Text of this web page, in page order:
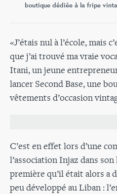
boutique dédiée à la fripe
«J’étais nul à l’école, mais
que j’ai trouvé ma vraie
Itani, un jeune
lancer Second Base, une
vêtements d’occasion
C’est en effet lors d’une
l’association Injaz dans son
première qu’il était alors a
peu développé au Liban :